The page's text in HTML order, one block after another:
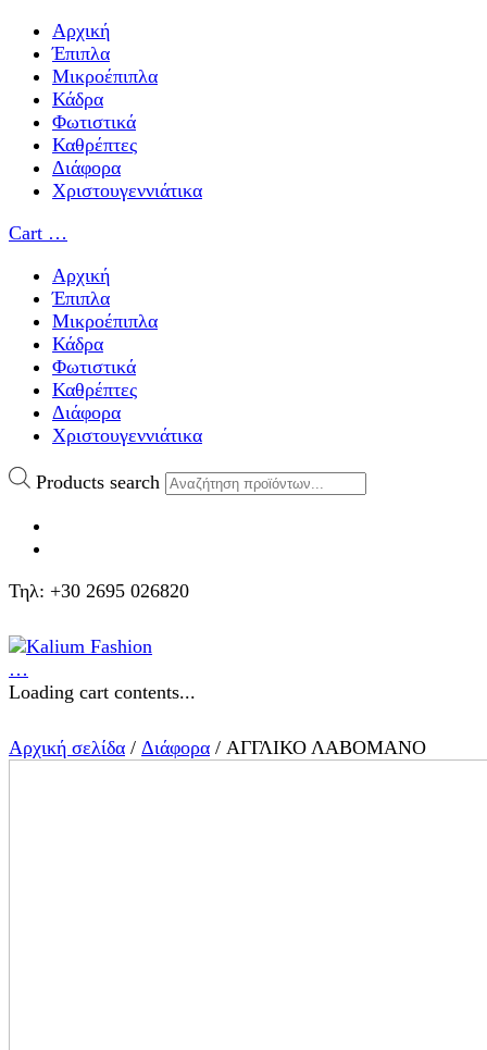
Αρχική
Έπιπλα
Μικροέπιπλα
Κάδρα
Φωτιστικά
Καθρέπτες
Διάφορα
Χριστουγεννιάτικα
Cart …
Αρχική
Έπιπλα
Μικροέπιπλα
Κάδρα
Φωτιστικά
Καθρέπτες
Διάφορα
Χριστουγεννιάτικα
Products search
Τηλ: +30 2695 026820
…
Loading cart contents...
Αρχική σελίδα / Διάφορα / ΑΓΓΛΙΚΟ ΛΑΒΟΜΑΝΟ